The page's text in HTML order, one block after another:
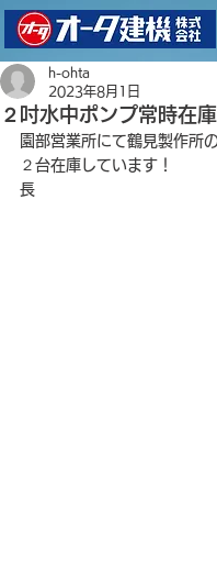
２吋水中ポンプ常時在
h-ohta
2023年8月1日
園部営業所にて鶴見製作所
２台在庫しています！
長